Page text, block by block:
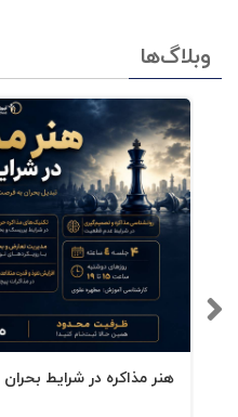
وبلاگ‌ها
هنر مذاکره در شرایط بحران